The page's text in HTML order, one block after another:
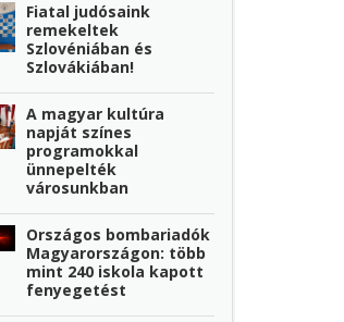
Fiatal judósaink
remekeltek
Szlovéniában és
Szlovákiában!
A magyar kultúra
napját színes
programokkal
ünnepelték
városunkban
Országos bombariadók
Magyarországon: több
mint 240 iskola kapott
fenyegetést